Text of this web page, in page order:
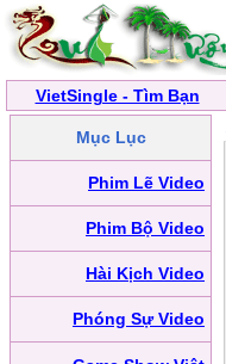
VietSingle - Tìm Bạn
Mục Lục
Phim Lẽ Video
Phim Bộ Video
Hài Kịch Video
Phóng Sự Video